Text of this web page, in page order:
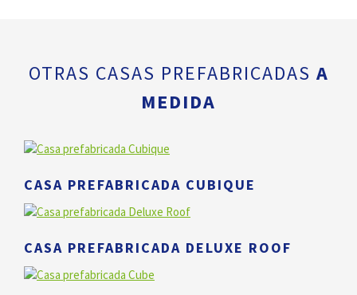
OTRAS CASAS PREFABRICADAS A
MEDIDA
CASA PREFABRICADA CUBIQUE
CASA PREFABRICADA DELUXE ROOF